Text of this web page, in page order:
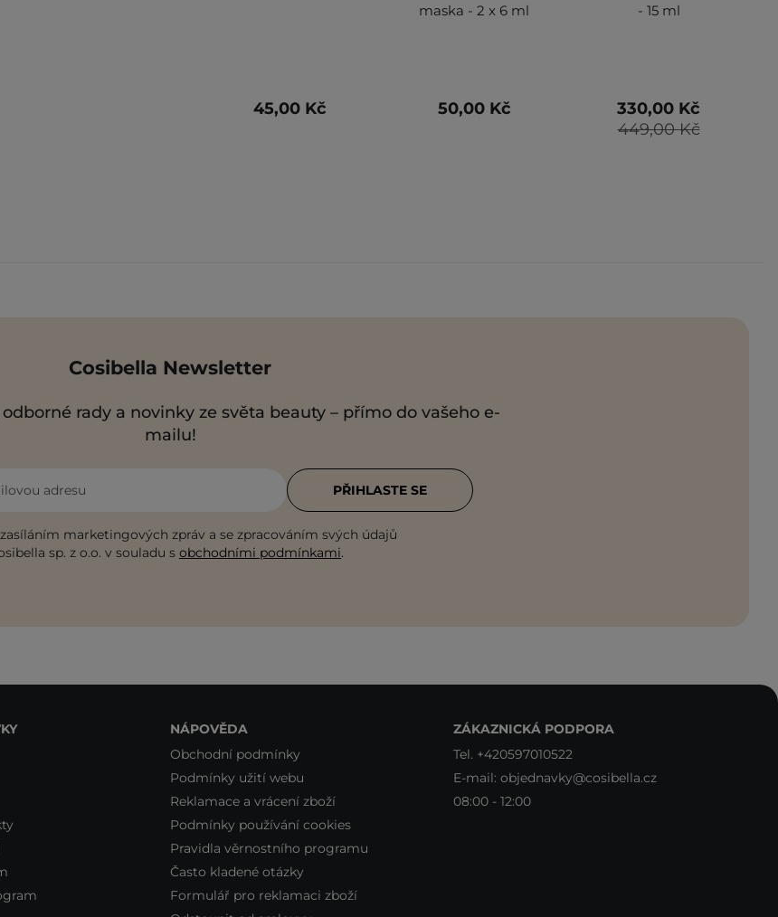
45,00 Kč
maska - 2 x 6 ml
50,00 Kč
- 15 ml
449,00 Kč
330,00 Kč
Cosibella Newsletter
rady a novinky ze světa beauty – přímo do vašeho e-
mailu!
adresu
marketingových zpráv a se zpracováním svých údajů
sp. z o.o. v souladu s obchodními podmínkami.
PŘIHLASTE SE
NÁPOVĚDA
Obchodní podmínky
Podmínky užití webu
Reklamace a vrácení zboží
Podmínky používání cookies
Pravidla věrnostního programu
Často kladené otázky
Formulář pro reklamaci zboží
ZÁKAZNICKÁ PODPORA
Tel. +420597010522
E-mail: objednavky@cosibella.cz
08:00 - 12:00